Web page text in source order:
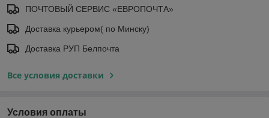
ПОЧТОВЫЙ СЕРВИС «ЕВРОПОЧТА»
Доставка курьером( по Минску)
Доставка РУП Белпочта
Все условия доставки
Условия оплаты